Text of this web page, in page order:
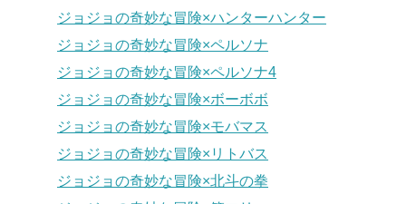
ジョジョの奇妙な冒険×ハンターハンター
ジョジョの奇妙な冒険×ペルソナ
ジョジョの奇妙な冒険×ペルソナ4
ジョジョの奇妙な冒険×ボーボボ
ジョジョの奇妙な冒険×モバマス
ジョジョの奇妙な冒険×リトバス
ジョジョの奇妙な冒険×北斗の拳